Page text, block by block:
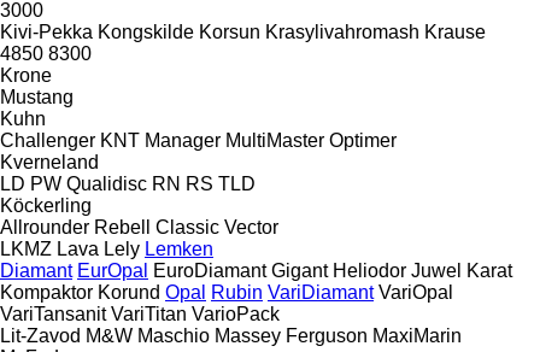
3000
Kivi-Pekka Kongskilde Korsun Krasylivahromash Krause
4850 8300
Krone
Mustang
Kuhn
Challenger KNT Manager MultiMaster Optimer
Kverneland
LD PW Qualidisc RN RS TLD
Köckerling
Allrounder Rebell Classic Vector
LKMZ Lava Lely Lemken
Diamant EurOpal EuroDiamant Gigant Heliodor Juwel Karat
Kompaktor Korund Opal Rubin VariDiamant VariOpal
VariTansanit VariTitan VarioPack
Lit-Zavod M&W Maschio Massey Ferguson MaxiMarin